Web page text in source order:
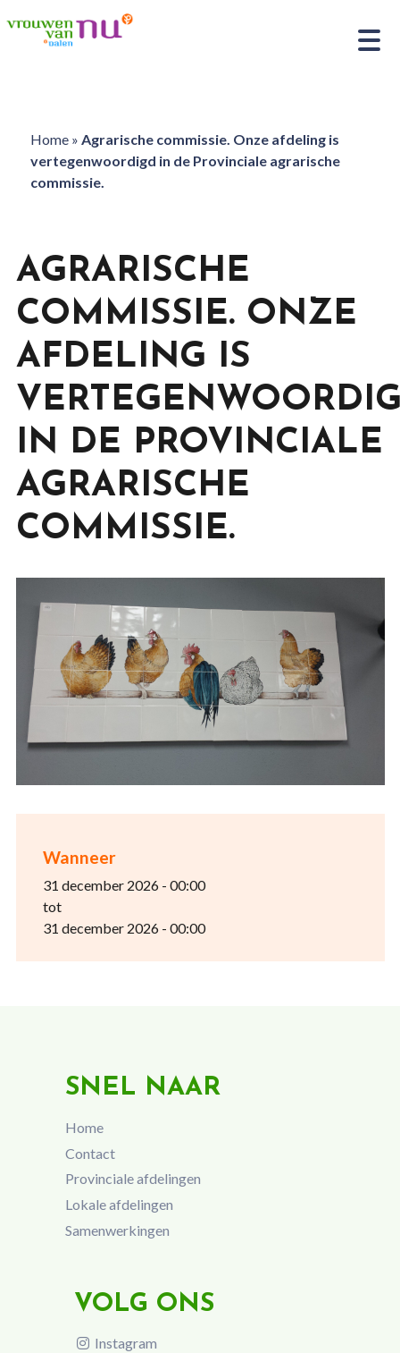
Home» Agrarische commissie. Onze afdeling is
vertegenwoordigd in de Provinciale agrarische
commissie.
Wanneer
31 december 2026 - 00:00
tot
31 december 2026 - 00:00
AGRARISCHE
COMMISSIE. ONZE
AFDELING IS
IN DE PROVINCIALE
AGRARISCHE
COMMISSIE.
SNEL NAAR
Home
Contact
Provinciale afdelingen
Lokale afdelingen
Samenwerkingen
VOLG ONS
Instagram